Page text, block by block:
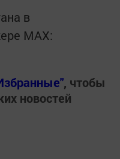
в
MАХ:
, чтобы
новостей